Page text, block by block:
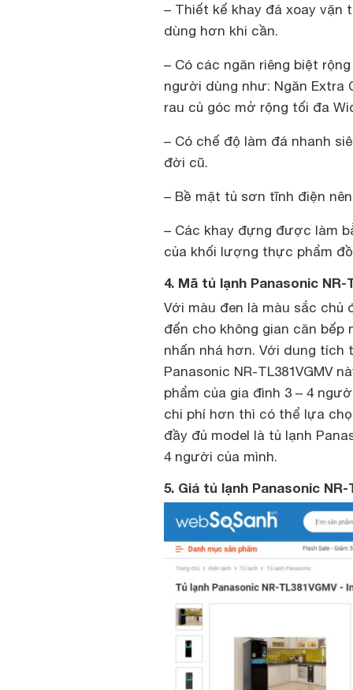
– Thiết kế khay đá xoay vặn
dùng hơn khi cần.
– Có các ngăn riêng biệt
người dùng như: Ngăn Extra
rau củ góc mở rộng tối đa
– Có chế độ làm đá nhanh
đời cũ.
– Bề mặt tủ sơn tĩnh điện
– Các khay đựng được làm
của khối lượng thực phẩm
4. Mã tủ lạnh Panasonic
Với màu đen là màu sắc chủ
đến cho không gian căn bếp
nhấn nhá hơn. Với dung tích
Panasonic NR-TL381VGMV
phẩm của gia đình 3 – 4
chi phí hơn thì có thể lựa
đầy đủ model là tủ lạnh
4 người của mình.
5. Giá tủ lạnh Panasonic